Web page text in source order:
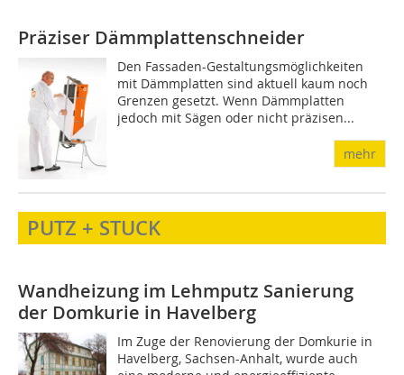
Präziser Dämmplattenschneider
Den Fassaden-Gestaltungsmöglichkeiten
mit Dämmplatten sind aktuell kaum noch
Grenzen gesetzt. Wenn Dämmplatten
jedoch mit Sägen oder nicht präzisen...
mehr
PUTZ + STUCK
Wandheizung im Lehmputz Sanierung
der Domkurie in Havelberg
Im Zuge der Renovierung der Domkurie in
Havelberg, Sachsen-Anhalt, wurde auch